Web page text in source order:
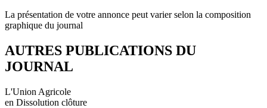
La présentation de votre annonce peut varier selon la composition
graphique du journal
AUTRES PUBLICATIONS DU
JOURNAL
L'Union Agricole
en Dissolution clôture